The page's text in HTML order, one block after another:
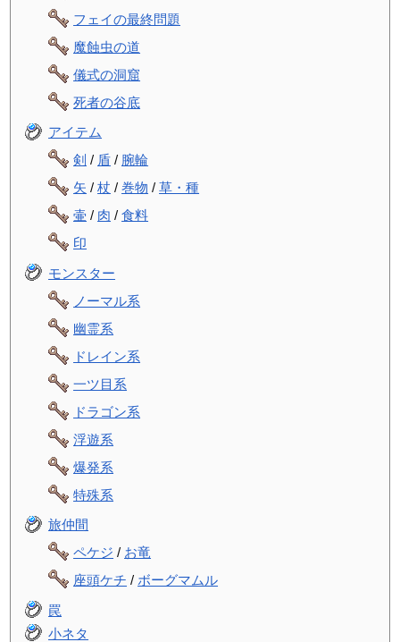
フェイの最終問題
魔蝕虫の道
儀式の洞窟
死者の谷底
アイテム
剣 / 盾 / 腕輪
矢 /杖 /巻物 /草・種
壷 / 肉 /食料
印
モンスター
ノーマル系
幽霊系
ドレイン系
一ツ目系
ドラゴン系
浮遊系
爆発系
特殊系
旅仲間
ペケジ / お竜
座頭ケチ / ボーグマムル
罠
小ネタ